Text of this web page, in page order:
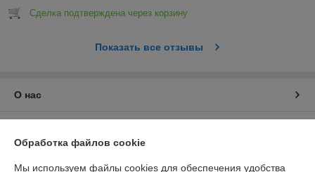
Сделка подтверждена через корзину
Показать все отзывы
О нас
Обработка файлов cookie
Мы используем файлы cookies для обеспечения удобства